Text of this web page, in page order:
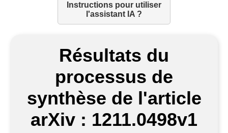
Instructions pour utiliser
l'assistant IA ?
Résultats du
processus de
synthèse de l'article
arXiv : 1211.0498v1